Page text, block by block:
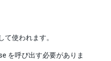
使われます。
を呼び出す必要がありま